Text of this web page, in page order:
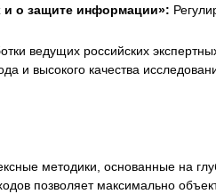
о защите информации»:
ведущих российских
и высокого качества
методики, основанные на
позволяет максимально